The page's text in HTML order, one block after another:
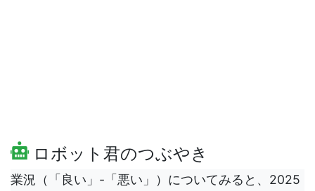
ロボット君のつぶやき
業況（「良い」-「悪い」）についてみると、2025